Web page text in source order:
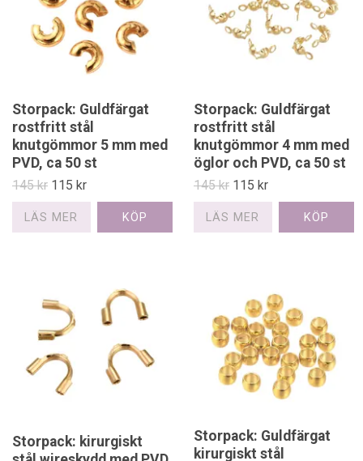
Storpack: Guldfärgat
rostfritt stål
knutgömmor 5 mm med
PVD, ca 50 st
145 kr 115 kr
LÄS MER
Storpack: Guldfärgat
rostfritt stål
knutgömmor 4 mm med
öglor och PVD, ca 50 st
145 kr 115 kr
LÄS MER
Storpack: kirurgiskt
Storpack: Guldfärgat
kirurgiskt stål